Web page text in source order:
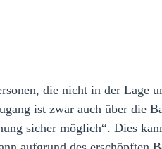
die nicht in der
ist zwar auch über die
sicher möglich“. Dies